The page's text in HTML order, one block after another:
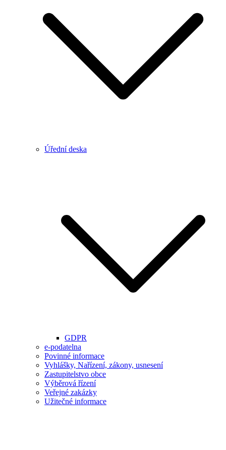
Úřední deska
GDPR
e-podatelna
Povinné informace
Vyhlášky, Nařízení, zákony, usnesení
Zastupitelstvo obce
Výběrová řízení
Veřejné zakázky
Užitečné informace